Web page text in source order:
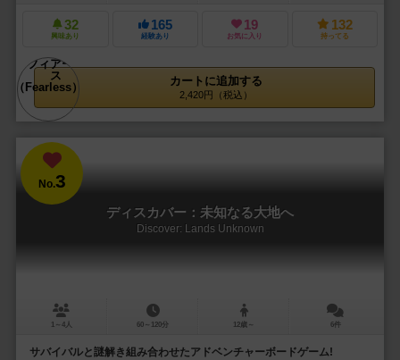
32
興味あり
165
経験あり
19
お気に入り
132
持ってる
カートに追加する
2,420円（税込）
No.3
ディスカバー：未知なる大地へ
Discover: Lands Unknown
1～4人 60～120分 12歳～ 6件
サバイバルと謎解き組み合わせたアドベンチャーボードゲーム!